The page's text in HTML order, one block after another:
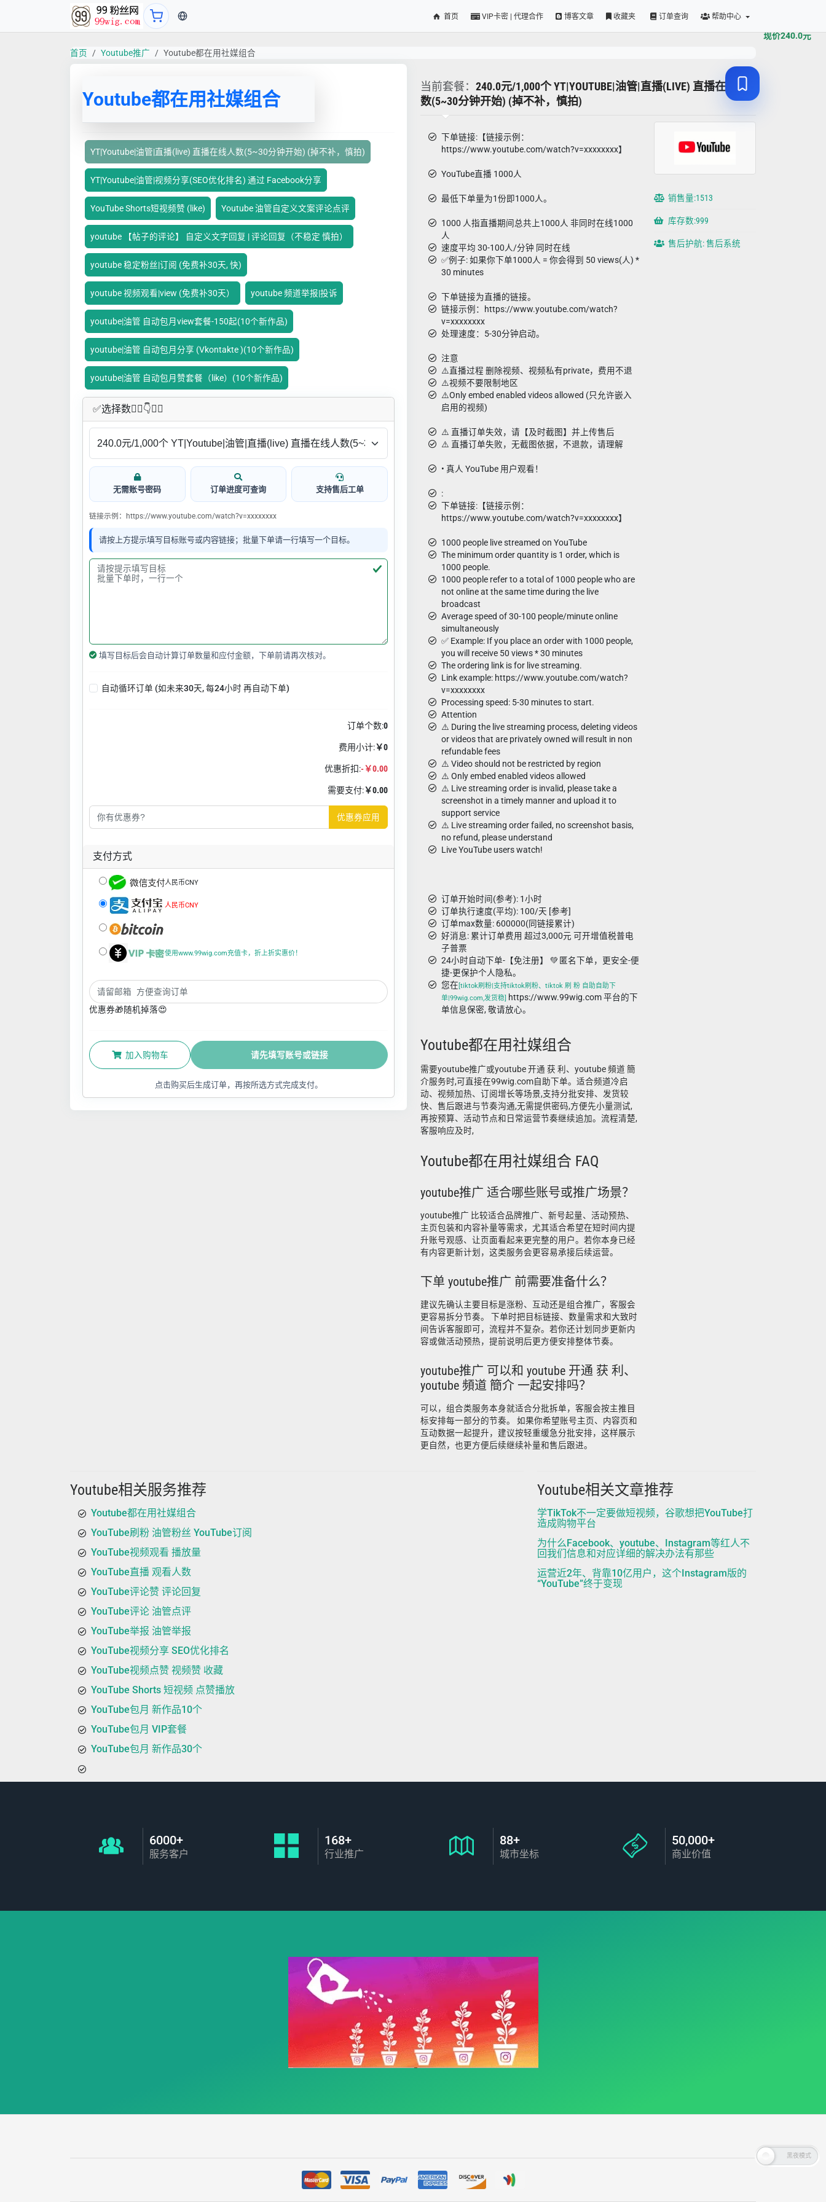
当前语言：中文 首页 VIP卡密 | 代理合作 博客文章 收藏夹 订单查询 帮助中心
首页 Youtube推广 Youtube都在用社媒组合
Youtube都在用社媒组合
YT|Youtube|油管|直播(live) 直播在线人数(5~30分钟开始) (掉不补，慎拍)
YT|Youtube|油管|视频分享(SEO优化排名) 通过 Facebook分享
YouTube Shorts短视频赞 (like) Youtube 油管自定义文案评论点评
youtube 【帖子的评论】 自定义文字回复 | 评论回复（不稳定 慎拍）
youtube 稳定粉丝|订阅 (免费补30天, 快)
youtube 视频观看|view (免费补30天） youtube 频道举报|投诉
youtube|油管 自动包月view套餐-150起(10个新作品)
youtube|油管 自动包月分享 (Vkontakte )(10个新作品)
youtube|油管 自动包月赞套餐（like）(10个新作品)
✅​选择数👇🏻​​👇👇🏻​​
无需账号密码 订单进度可查询 支持售后工单
链接示例：https://www.youtube.com/watch?v=xxxxxxxx
请按上方提示填写目标账号或内容链接；批量下单请一行填写一个目标。
填写目标后会自动计算订单数量和应付金额，下单前请再次核对。
自动循环订单 (如未来30天, 每24小时 再自动下单)
订单个数:0
费用小计:￥0
优惠折扣:-￥0.00
需要支付:￥0.00
优惠券应用
支付方式
人民币CNY
人民币CNY
使用www.99wig.com充值卡，折上折实惠价！
优惠券🎁随机掉落😍
加入购物车 请先填写账号或链接
点击购买后生成订单，再按所选方式完成支付。
现价240.0元
当前套餐： 240.0元/1,000个 YT|YOUTUBE|油管|直播(LIVE) 直播在线人
数(5~30分钟开始) (掉不补，慎拍)
下单链接:【链接示例：
https://www.youtube.com/watch?v=xxxxxxxx】
YouTube直播 1000人
最低下单量为1份即1000人。
1000 人指直播期间总共上1000人 非同时在线1000
人
速度平均 30-100人/分钟 同时在线
✅例子: 如果你下单1000人 = 你会得到 50 views(人) *
30 minutes
下单链接为直播的链接。
链接示例：https://www.youtube.com/watch?
v=xxxxxxxx
处理速度：5-30分钟启动。
注意
⚠️直播过程 删除视频、视频私有private，费用不退
⚠️视频不要限制地区
⚠️Only embed enabled videos allowed (只允许嵌入
启用的视频)
⚠️ 直播订单失效，请【及时截图】并上传售后
⚠️ 直播订单失败，无截图依据，不退款，请理解
• 真人 YouTube 用户观看！
:
下单链接:【链接示例：
https://www.youtube.com/watch?v=xxxxxxxx】
1000 people live streamed on YouTube
The minimum order quantity is 1 order, which is
1000 people.
1000 people refer to a total of 1000 people who are
not online at the same time during the live
broadcast
Average speed of 30-100 people/minute online
simultaneously
✅ Example: If you place an order with 1000 people,
you will receive 50 views * 30 minutes
The ordering link is for live streaming.
Link example: https://www.youtube.com/watch?
v=xxxxxxxx
Processing speed: 5-30 minutes to start.
Attention
⚠️ During the live streaming process, deleting videos
or videos that are privately owned will result in non
refundable fees
⚠️ Video should not be restricted by region
⚠️ Only embed enabled videos allowed
⚠️ Live streaming order is invalid, please take a
screenshot in a timely manner and upload it to
support service
⚠️ Live streaming order failed, no screenshot basis,
no refund, please understand
Live YouTube users watch!
订单开始时间(参考): 1小时
订单执行速度(平均): 100/天 [参考]
订单max数量: 600000(同链接累计)
好消息: 累计订单费用 超过3,000元 可开增值税普电
子普票
24小时自动下单-【免注册】 💚 匿名下单，更安全-便
捷-更保护个人隐私。
您在[tiktok刷粉|支持tiktok刷粉、tiktok 刷 粉 自助自助下
单|99wig.com,发货稳] https://www.99wig.com 平台的下
单信息保密, 敬请放心。
Youtube都在用社媒组合
需要youtube推广或youtube 开通 获 利、youtube 頻道 簡
介服务时,可直接在99wig.com自助下单。适合频道冷启
动、视频加热、订阅增长等场景,支持分批安排、发货较
快、售后跟进与节奏沟通,无需提供密码,方便先小量测试,
再按预算、活动节点和日常运营节奏继续追加。流程清楚,
客服响应及时,
Youtube都在用社媒组合 FAQ
youtube推广 适合哪些账号或推广场景？
youtube推广 比较适合品牌推广、新号起量、活动预热、
主页包装和内容补量等需求，尤其适合希望在短时间内提
升账号观感、让页面看起来更完整的用户。若你本身已经
有内容更新计划，这类服务会更容易承接后续运营。
下单 youtube推广 前需要准备什么？
建议先确认主要目标是涨粉、互动还是组合推广，客服会
更容易拆分节奏。 下单时把目标链接、数量需求和大致时
间告诉客服即可，流程并不复杂。若你还计划同步更新内
容或做活动预热，提前说明后更方便安排整体节奏。
youtube推广 可以和 youtube 开通 获 利、
youtube 頻道 簡介 一起安排吗？
可以，组合类服务本身就适合分批拆单，客服会按主推目
标安排每一部分的节奏。 如果你希望账号主页、内容页和
互动数据一起提升，建议按轻重缓急分批安排，这样展示
更自然，也更方便后续继续补量和售后跟进。
销售量:1513
库存数:999
售后护航: 售后系统
Youtube相关服务推荐
Youtube都在用社媒组合
YouTube刷粉 油管粉丝 YouTube订阅
YouTube视频观看 播放量
YouTube直播 观看人数
YouTube评论赞 评论回复
YouTube评论 油管点评
YouTube举报 油管举报
YouTube视频分享 SEO优化排名
YouTube视频点赞 视频赞 收藏
YouTube Shorts 短视频 点赞播放
YouTube包月 新作品10个
YouTube包月 VIP套餐
YouTube包月 新作品30个
Youtube相关文章推荐
学TikTok不一定要做短视频，谷歌想把YouTube打
造成购物平台
为什么Facebook、youtube、Instagram等红人不
回我们信息和对应详细的解决办法有那些
运营近2年、背靠10亿用户，这个Instagram版的
“YouTube”终于变现
6000+
服务客户
168+
行业推广
88+
城市坐标
50,000+
商业价值